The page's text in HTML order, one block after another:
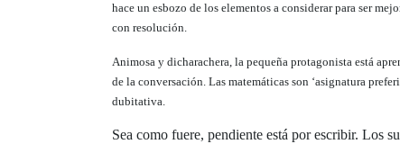
hace un esbozo de los elementos a considerar para ser
con resolución.
Animosa y dicharachera, la pequeña protagonista está
de la conversación. Las matemáticas son ‘asignatura
dubitativa.
Sea como fuere, pendiente está por escribir. Los